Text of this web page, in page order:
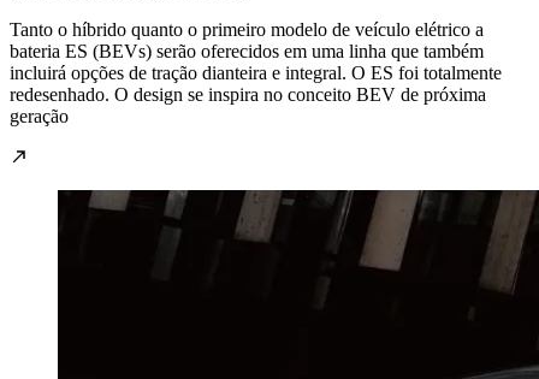
Tanto o híbrido quanto o primeiro modelo de veículo elétrico a
bateria ES (BEVs) serão oferecidos em uma linha que também
incluirá opções de tração dianteira e integral. O ES foi totalmente
redesenhado. O design se inspira no conceito BEV de próxima
geração